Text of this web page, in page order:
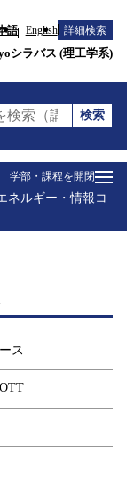
語 English 詳細検索
シラバス (理工学系)
索（講義名・科
検索
学部・課程を開閉
ネルギー・情報コ
ス